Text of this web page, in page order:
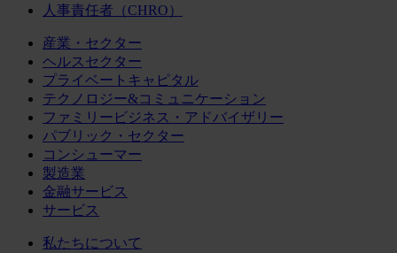
人事責任者（CHRO）
産業・セクター
ヘルスセクター
プライベートキャピタル
テクノロジー&コミュニケーション
ファミリービジネス・アドバイザリー
パブリック・セクター
コンシューマー
製造業
金融サービス
サービス
私たちについて